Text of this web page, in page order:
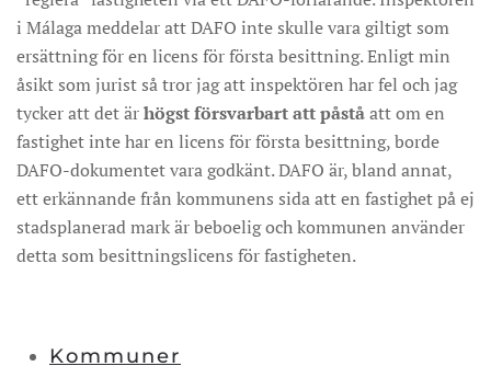
i Málaga meddelar att DAFO inte skulle vara giltigt som
ersättning för en licens för första besittning. Enligt min
åsikt som jurist så tror jag att inspektören har fel och jag
tycker att det ärhögst försvarbart att påståatt om en
fastighet inte har en licens för första besittning, borde
DAFO-dokumentet vara godkänt. DAFO är, bland annat,
ett erkännande från kommunens sida att en fastighet på ej
stadsplanerad mark är beboelig och kommunen använder
detta som besittningslicens för fastigheten.
Kommuner